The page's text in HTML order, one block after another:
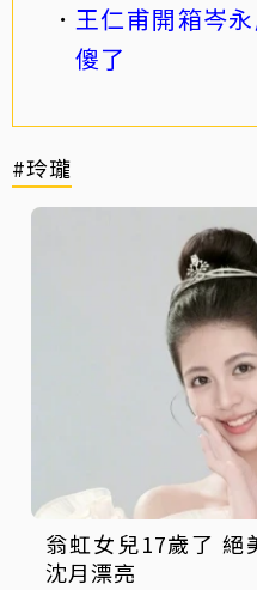
王仁甫開箱岑
傻了
#玲瓏
翁虹女兒17歲了 絕
沈月漂亮